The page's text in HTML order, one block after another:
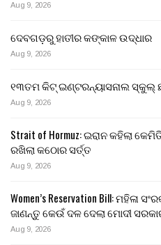
Aug 9, 2026
ଦେବଗଡ଼ରୁ ହାତୀର କଙ୍କାଳ ଉଦ୍ଧାର
Aug 9, 2026
୧୩ତମ କିଟ୍ ଇଣ୍ଟରନ୍ୟାସନାଲ ସ୍କୁଲ୍
Aug 9, 2026
Strait of Hormuz: ଇରାନ କହିଲା
ରଖିଲା କଠୋର ସର୍ତ୍ତ
Aug 9, 2026
Women’s Reservation Bill: ମହିଳା
ଜାଣନ୍ତୁ କେଉଁ ଦଳ ଦେଲା ମୋଦୀ
Aug 9, 2026